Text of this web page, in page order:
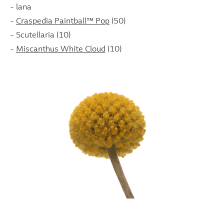
- lana
- Craspedia Paintball™ Pop (50)
- Scutellaria (10)
- Miscanthus White Cloud (10)